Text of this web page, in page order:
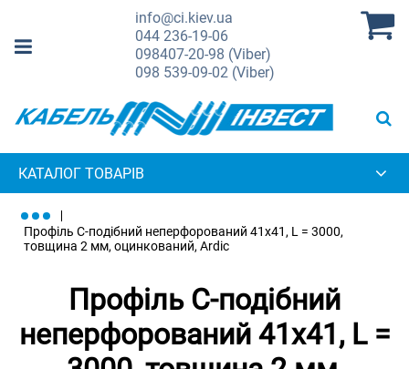
info@ci.kiev.ua
044236-19-06
098407-20-98 (Viber)
098 539-09-02 (Viber)
КАТАЛОГ ТОВАРІВ
Профіль С-подібний неперфорований 41х41, L = 3000,
товщина 2 мм, оцинкований, Ardic
Профіль С-подібний
неперфорований 41х41, L =